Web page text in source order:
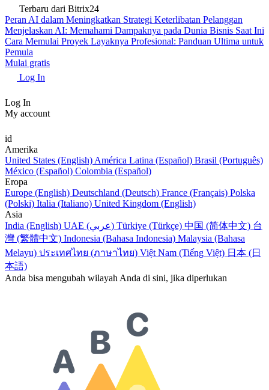
Terbaru dari Bitrix24
Peran AI dalam Meningkatkan Strategi Keterlibatan Pelanggan
Menjelaskan AI: Memahami Dampaknya pada Dunia Bisnis Saat Ini
Cara Memulai Proyek Layaknya Profesional: Panduan Ultima untuk
Pemula
Mulai gratis
Log In
Log In
My account
id
Amerika
United States (English) América Latina (Español) Brasil (Português)
México (Español) Colombia (Español)
Eropa
Europe (English) Deutschland (Deutsch) France (Français) Polska
(Polski) Italia (Italiano) United Kingdom (English)
Asia
India (English)
UAE (عربي) Türkiye (Türkçe) 中国 (简体中文) 台
灣 (繁體中文) Indonesia (Bahasa Indonesia) Malaysia (Bahasa
Melayu) ประเทศไทย (ภาษาไทย) Việt Nam (Tiếng Việt) 日本 (日
本語)
Anda bisa mengubah wilayah Anda di sini, jika diperlukan